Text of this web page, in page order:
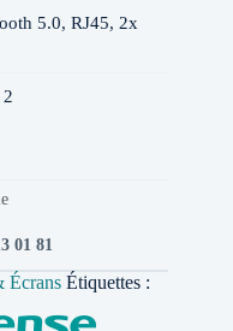
5.0, RJ45, 2x
01 81
Écrans Étiquettes :